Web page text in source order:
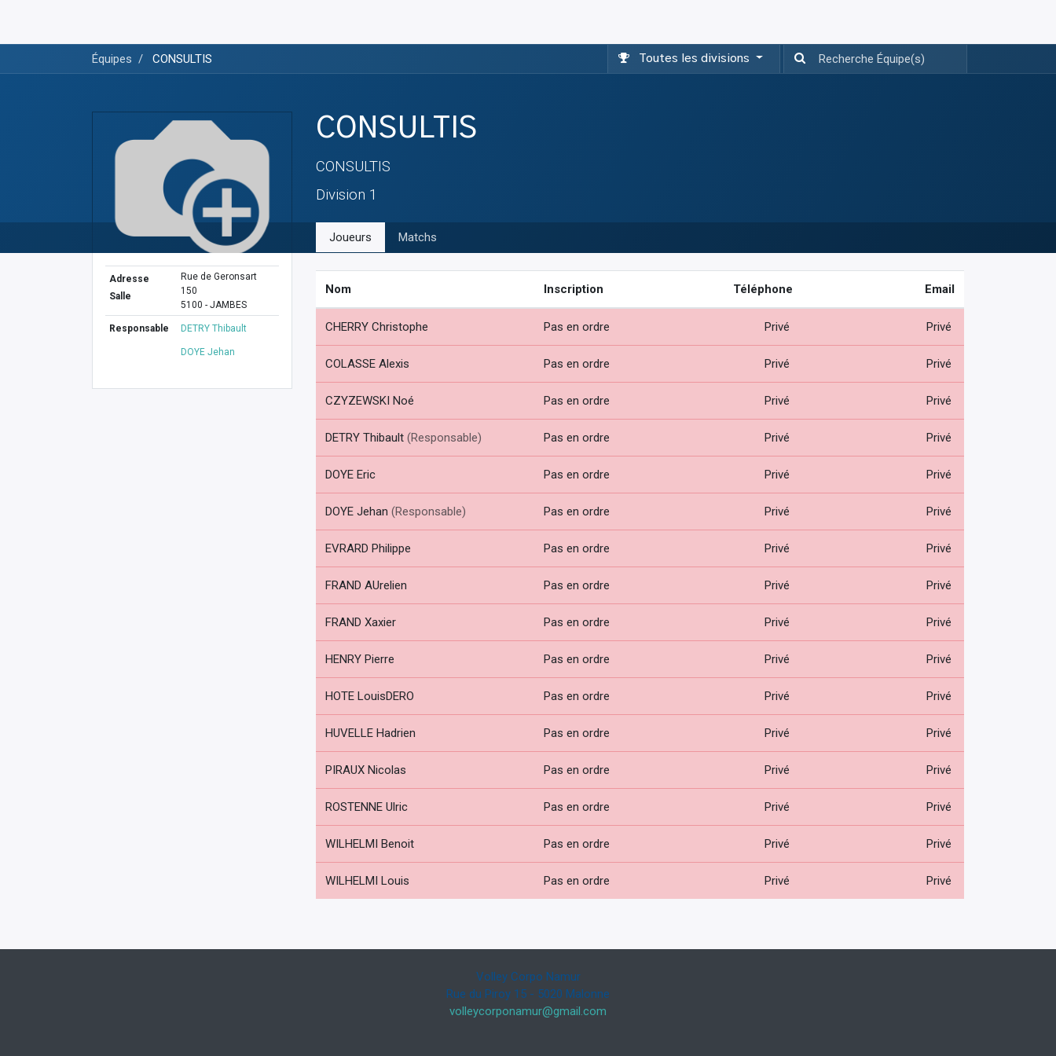
Équipes CONSULTIS Toutes les divisions
CONSULTIS
CONSULTIS
Division 1
Adresse
Salle
Rue de Geronsart
150
5100 - JAMBES
Responsable DETRY Thibault
DOYE Jehan
Joueurs Matchs
Nom Inscription Téléphone Email
CHERRY Christophe Pas en ordre Privé Privé
COLASSE Alexis Pas en ordre Privé Privé
CZYZEWSKI Noé Pas en ordre Privé Privé
DETRY Thibault (Responsable) Pas en ordre Privé Privé
DOYE Eric Pas en ordre Privé Privé
DOYE Jehan (Responsable) Pas en ordre Privé Privé
EVRARD Philippe Pas en ordre Privé Privé
FRAND AUrelien Pas en ordre Privé Privé
FRAND Xaxier Pas en ordre Privé Privé
HENRY Pierre Pas en ordre Privé Privé
HOTE LouisDERO Pas en ordre Privé Privé
HUVELLE Hadrien Pas en ordre Privé Privé
PIRAUX Nicolas Pas en ordre Privé Privé
ROSTENNE Ulric Pas en ordre Privé Privé
WILHELMI Benoit Pas en ordre Privé Privé
WILHELMI Louis Pas en ordre Privé Privé
Volley Corpo Namur
Rue du Piroy 15 - 5020 Malonne
volleycorponamur@gmail.com